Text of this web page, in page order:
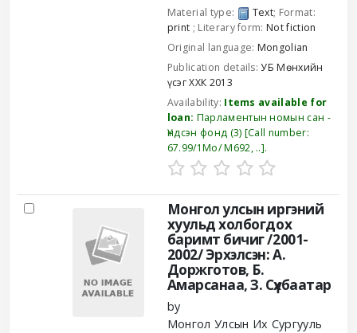
Material type:
Text; Format:
print ; Literary form:Not fiction
Original language: Mongolian
Publication details:УБ Мөнхийн
үсэг ХХК 2013
Availability: Items available for
loan: Парламентын номын сан -
Үндсэн фонд (3) Call number:
67.99/1Мо/ М692, .. .
Монгол улсын иргэний
хуульд холбогдох
баримт бичиг /2001-
2002/Эрхэлсэн: А.
Доржготов, Б.
Амарсанаа, З. Сүхбаатар
by
Монгол Улсын Их Сургууль